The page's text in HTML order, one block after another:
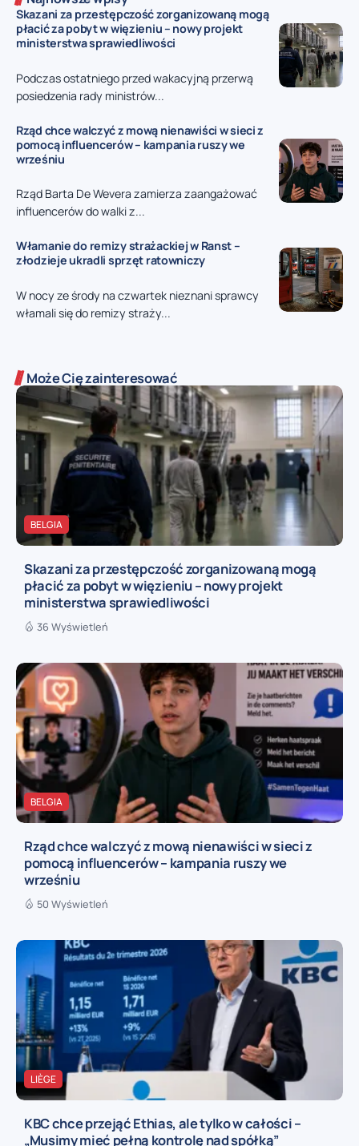
Skazani za przestępczość zorganizowaną mogą
płacić za pobyt w więzieniu – nowy projekt
ministerstwa sprawiedliwości
Podczas ostatniego przed wakacyjną przerwą
posiedzenia rady ministrów...
Rząd chce walczyć z mową nienawiści w sieci z
pomocą influencerów – kampania ruszy we
wrześniu
Rząd Barta De Wevera zamierza zaangażować
influencerów do walki z...
Włamanie do remizy strażackiej w Ranst –
złodzieje ukradli sprzęt ratowniczy
W nocy ze środy na czwartek nieznani sprawcy
włamali się do remizy straży...
Może Cię zainteresować
BELGIA
Skazani za przestępczość zorganizowaną mogą
płacić za pobyt w więzieniu – nowy projekt
ministerstwa sprawiedliwości
36 Wyświetleń
BELGIA
Rząd chce walczyć z mową nienawiści w sieci z
pomocą influencerów – kampania ruszy we
wrześniu
50 Wyświetleń
LIÈGE
KBC chce przejąć Ethias, ale tylko w całości –
„Musimy mieć pełną kontrolę nad spółką”